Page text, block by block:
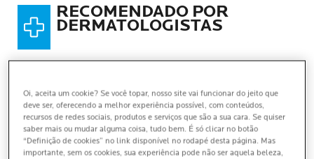
RECOMENDADO POR
DERMATOLOGISTAS
Remove suavemente as impurezas e o excesso
de oleosidade.
Promove uma pele purificada e limpa.
Oi, aceita um cookie? Se você topar, nosso site vai funcionar do jeito que
deve ser, oferecendo a melhor experiência possível, com conteúdos,
recursos de redes sociais, produtos e serviços que são a sua cara. Se quiser
saber mais ou mudar alguma coisa, tudo bem. É só clicar no botão
“Definição de cookies” no link disponível no rodapé desta página. Mas
importante, sem os cookies, sua experiência pode não ser aquela beleza,